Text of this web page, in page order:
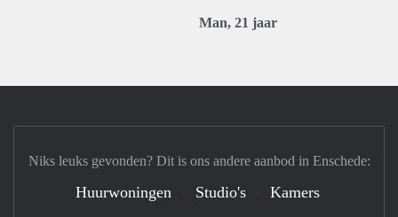
Man, 21 jaar
Niks leuks gevonden? Dit is ons andere aanbod in Enschede:
Huurwoningen Studio's Kamers